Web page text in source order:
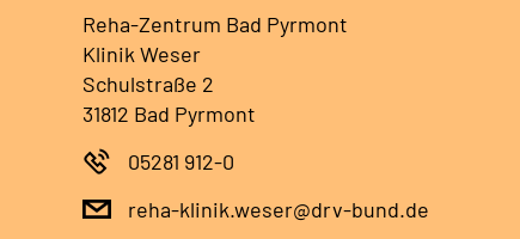
Reha-Zentrum Bad Pyrmont
Klinik Weser
Schulstraße 2
31812 Bad Pyrmont
05281 912-0
reha-klinik.weser@drv-bund.de